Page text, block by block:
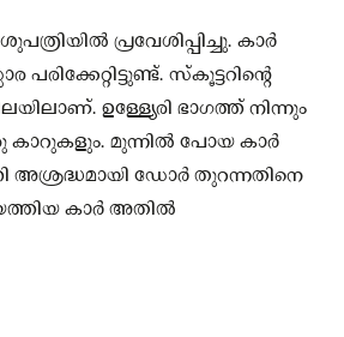
പ്രവേശിപ്പിച്ചു. കാര്‍
പരിക്കേറ്റിട്ടുണ്ട്. സ്‌കൂട്ടറിന്റെ
ഉള്ള്യേരി ഭാഗത്ത് നിന്നും
കാറുകളും. മുന്നില്‍ പോയ കാര്‍
അശ്രദ്ധമായി ഡോര്‍ തുറന്നതിനെ
കാര്‍ അതില്‍